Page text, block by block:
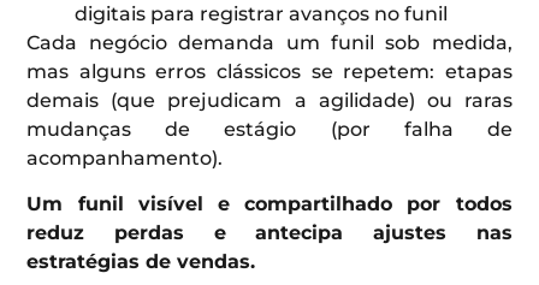
digitais para registrar avanços no funil
Cada negócio demanda um funil sob medida,
mas alguns erros clássicos se repetem: etapas
demais (que prejudicam a agilidade) ou raras
mudanças de estágio (por falha de
acompanhamento).
Um funil visível e compartilhado por todos
reduz perdas e antecipa ajustes nas
estratégias de vendas.